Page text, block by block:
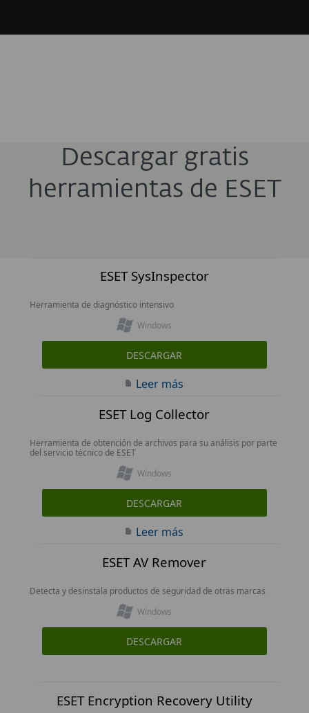
Descargar gratis
herramientas de ESET
ESET SysInspector
Herramienta de diagnóstico intensivo
Windows
DESCARGAR
Leer más
ESET Log Collector
Herramienta de obtención de archivos para su análisis por parte
del servicio técnico de ESET
Windows
DESCARGAR
Leer más
ESET AV Remover
Detecta y desinstala productos de seguridad de otras marcas
Windows
DESCARGAR
ESET Encryption Recovery Utility